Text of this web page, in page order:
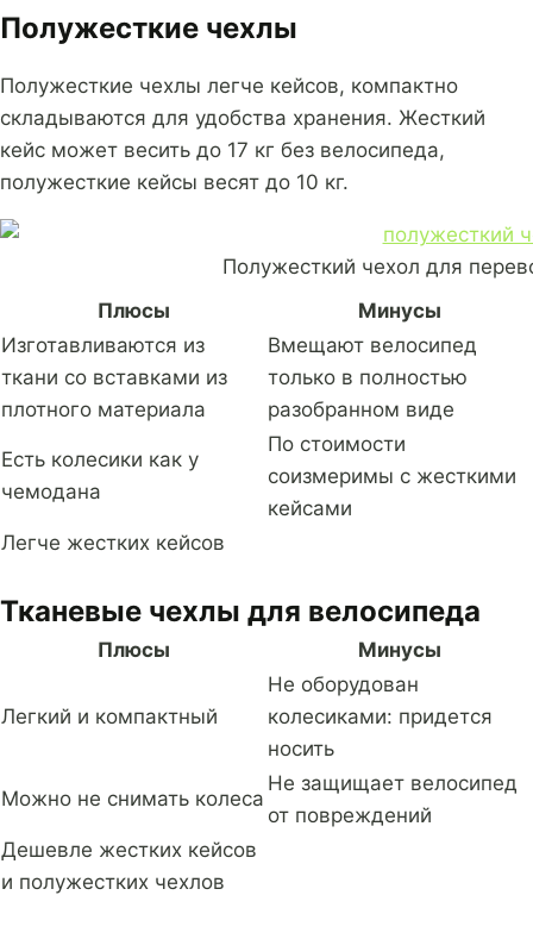
Полужесткие чехлы
Полужесткие чехлы легче кейсов, компактно
складываются для удобства хранения. Жесткий
кейс может весить до 17 кг без велосипеда,
полужесткие кейсы весят до 10 кг.
Полужесткий чехол для
Плюсы
Минусы
Изготавливаются из
ткани со вставками из
плотного материала
Вмещают велосипед
только в полностью
разобранном виде
Есть колесики как у
чемодана
По стоимости
соизмеримы с жесткими
кейсами
Легче жестких кейсов
Тканевые чехлы для велосипеда
Плюсы Минусы
Легкий и компактный
Не оборудован
колесиками: придется
носить
Можно не снимать колеса
Не защищает велосипед
от повреждений
Дешевле жестких кейсов
и полужестких чехлов